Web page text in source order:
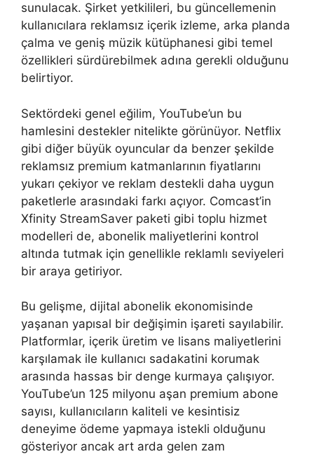
sunulacak. Şirket yetkilileri, bu güncellemenin
kullanıcılara reklamsız içerik izleme, arka planda
çalma ve geniş müzik kütüphanesi gibi temel
özellikleri sürdürebilmek adına gerekli olduğunu
belirtiyor.
Sektördeki genel eğilim, YouTube’un bu
hamlesini destekler nitelikte görünüyor. Netflix
gibi diğer büyük oyuncular da benzer şekilde
reklamsız premium katmanlarının fiyatlarını
yukarı çekiyor ve reklam destekli daha uygun
paketlerle arasındaki farkı açıyor. Comcast’in
Xfinity StreamSaver paketi gibi toplu hizmet
modelleri de, abonelik maliyetlerini kontrol
altında tutmak için genellikle reklamlı seviyeleri
bir araya getiriyor.
Bu gelişme, dijital abonelik ekonomisinde
yaşanan yapısal bir değişimin işareti sayılabilir.
Platformlar, içerik üretim ve lisans maliyetlerini
karşılamak ile kullanıcı sadakatini korumak
arasında hassas bir denge kurmaya çalışıyor.
YouTube’un 125 milyonu aşan premium abone
sayısı, kullanıcıların kaliteli ve kesintisiz
deneyime ödeme yapmaya istekli olduğunu
gösteriyor ancak art arda gelen zam